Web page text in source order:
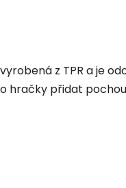
z TPR a je
hračky přidat